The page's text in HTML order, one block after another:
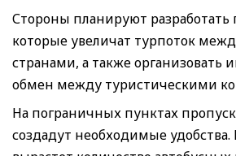
Стороны планируют
которые увеличат турпоток
странами, а также
обмен между туристическими
На пограничных пунктах
создадут необходимые